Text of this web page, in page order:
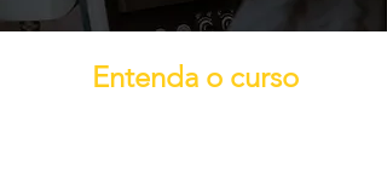
Entenda o curso